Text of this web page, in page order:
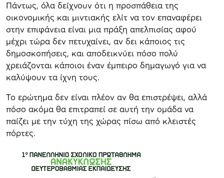
Πάντως, όλα δείχνουν ότι η προσπάθεια της
οικονομικής και μιντιακής ελίτ να τον επαναφέρει
στην επιφάνεια είναι μια πράξη απελπισίας αφού
μέχρι τώρα δεν πετυχαίνει, αν δει κάποιος τις
δημοσκοπήσεις, και αποδεικνύει πόσο πολύ
χρειάζονται κάποιοι έναν έμπειρο δημαγωγό για να
καλύψουν τα ίχνη τους.
Το ερώτημα δεν είναι πλέον αν θα επιστρέψει, αλλά
πόσο ακόμα θα επιτραπεί σε αυτή την ομάδα να
παίζει με την τύχη της χώρας πίσω από κλειστές
πόρτες.